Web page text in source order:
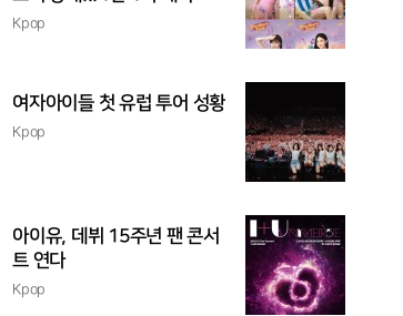
산
Kpop
여자아이들 첫 유럽 투어 성황
Kpop
아이유, 데뷔 15주년 팬 콘서
트 연다
Kpop